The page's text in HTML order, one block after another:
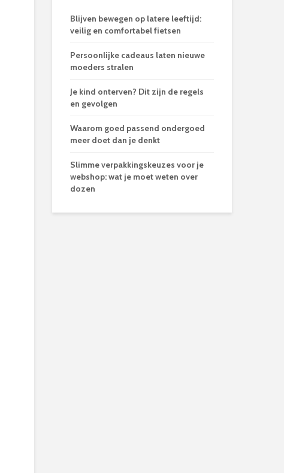
Blijven bewegen op latere leeftijd:
veilig en comfortabel fietsen
Persoonlijke cadeaus laten nieuwe
moeders stralen
Je kind onterven? Dit zijn de regels
en gevolgen
Waarom goed passend ondergoed
meer doet dan je denkt
Slimme verpakkingskeuzes voor je
webshop: wat je moet weten over
dozen